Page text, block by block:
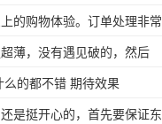
的购物体验。订单处理非常
薄，没有遇见破的，然后
的都不错 期待效果
是挺开心的，首先要保证东